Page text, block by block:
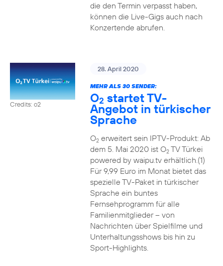
die den Termin verpasst haben,
können die Live-Gigs auch nach
Konzertende abrufen.
Credits: o2
28. April 2020
MEHR ALS 30 SENDER:
O2 startet TV-
Angebot in türkischer
Sprache
O2erweitert sein IPTV-Produkt: Ab
dem 5. Mai 2020 ist O2TV Türkei
powered by waipu.tv erhältlich.(1)
Für 9,99 Euro im Monat bietet das
spezielle TV-Paket in türkischer
Sprache ein buntes
Fernsehprogramm für alle
Familienmitglieder – von
Nachrichten über Spielfilme und
Unterhaltungsshows bis hin zu
Sport-Highlights.